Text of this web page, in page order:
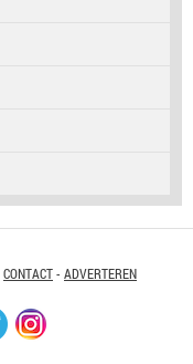
CONTACT- ADVERTEREN